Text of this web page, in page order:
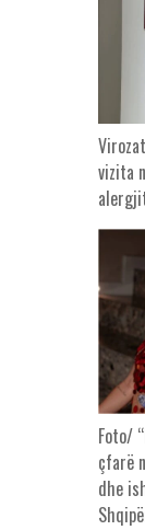
vizita
Foto/
çfarë
dhe